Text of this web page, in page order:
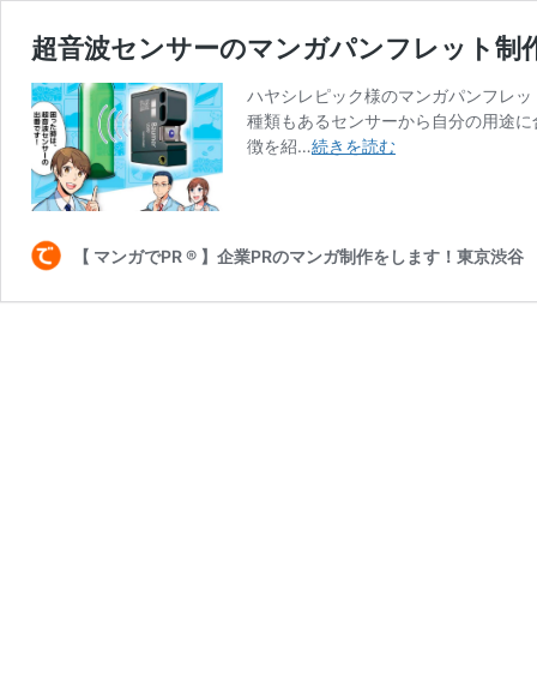
超音波センサーのマンガパンフレット制
ハヤシレピック様のマンガパンフレ
種類もあるセンサーから自分の用途
徴を紹…続きを読む
【 マンガでPR ® 】企業PRのマンガ制作をします！東京渋